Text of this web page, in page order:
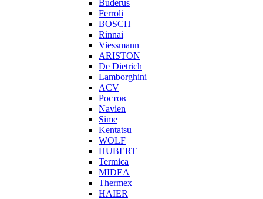
Buderus
Ferroli
BOSCH
Rinnai
Viessmann
ARISTON
De Dietrich
Lamborghini
ACV
Ростов
Navien
Sime
Kentatsu
WOLF
HUBERT
Termica
MIDEA
Thermex
HAIER